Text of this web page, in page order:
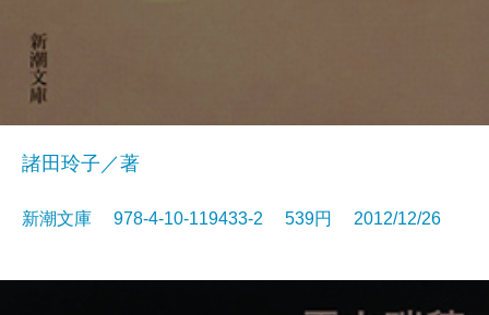
諸田玲子／著
新潮文庫 978-4-10-119433-2 539円 2012/12/26